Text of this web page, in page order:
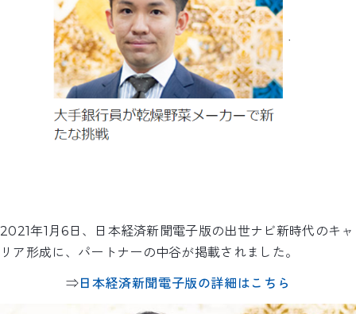
2021年1月6日、日本経済新聞電子版の出世ナビ新時代のキャ
リア形成に、パートナーの中谷が掲載されました。
⇒ 日本経済新聞電子版の詳細はこちら